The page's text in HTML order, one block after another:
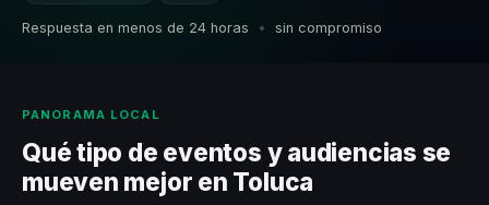
Respuesta en menos de 24 horas • sin compromiso
PANORAMA LOCAL
Qué tipo de eventos y audiencias se
mueven mejor en Toluca